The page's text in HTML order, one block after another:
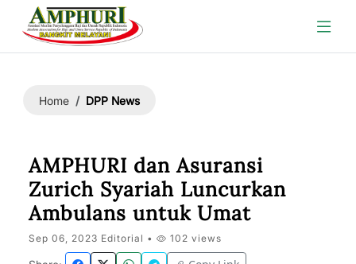
Home DPP News
AMPHURI dan Asuransi
Zurich Syariah Luncurkan
Ambulans untuk Umat
Sep 06, 2023 Editorial • 102 views